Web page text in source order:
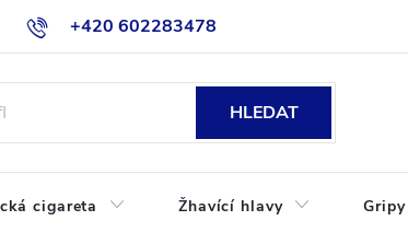
+420 602283478
Jak nakupovat
HLEDAT
cigareta Žhavící hlavy Gripy